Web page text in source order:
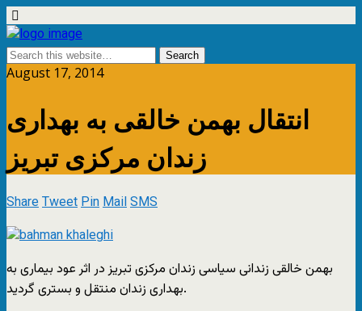
August 17, 2014
انتقال بهمن خالقی به بهداری
زندان مرکزی تبریز
ShareTweetPinMailSMS
بهمن خالقی زندانی سیاسی زندان مرکزی تبریز در اثر عود بیماری به
بهداری زندان منتقل و بستری گردید.